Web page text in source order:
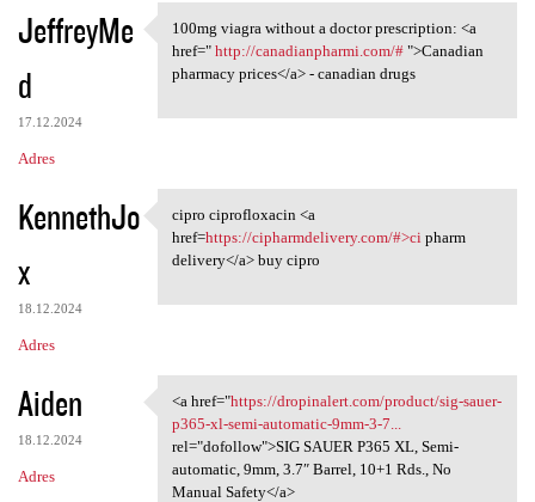
JeffreyMe
d
17.12.2024
Adres
100mg viagra without a doctor
100mg viagra without a doctor prescription: <a
href=" http://canadianpharmi.com/#">Canadian
pharmacy prices</a> - canadian drugs
KennethJo
x
18.12.2024
Adres
cipro ciprofloxacin <a href
cipro ciprofloxacin <a
href=https://cipharmdelivery.com/#>cipharm
delivery</a> buy cipro
Aiden
18.12.2024
Adres
<a href="https://dropinalert
<a href="https://dropinalert.com/product/sig-sauer-
p365-xl-semi-automatic-9mm-3-7...
rel="dofollow">SIG SAUER P365 XL, Semi-
automatic, 9mm, 3.7″ Barrel, 10+1 Rds., No
Manual Safety</a>